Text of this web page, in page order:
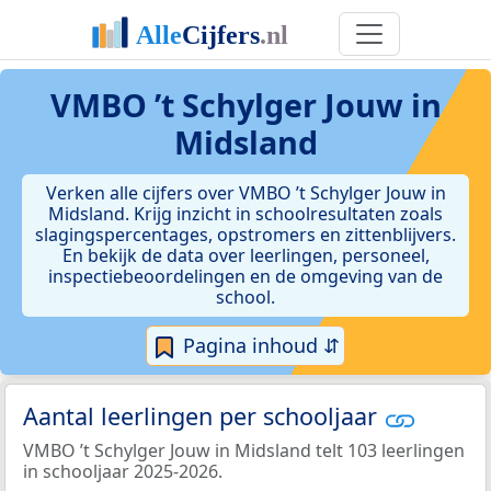
VMBO ’t Schylger Jouw in
Midsland
Verken alle cijfers over VMBO ’t Schylger Jouw in
Midsland. Krijg inzicht in schoolresultaten zoals
slagingspercentages, opstromers en zittenblijvers.
En bekijk de data over leerlingen, personeel,
inspectiebeoordelingen en de omgeving van de
school.
Pagina inhoud ⇵
Aantal leerlingen per schooljaar
VMBO ’t Schylger Jouw in Midsland telt 103 leerlingen
in schooljaar 2025-2026.